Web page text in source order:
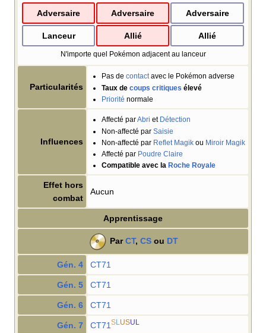
Adversaire Adversaire Adversaire
Lanceur Allié Allié
N'importe quel Pokémon adjacent au lanceur
Particularités
Pas de contactavec le Pokémon adverse
Taux de coups critiques élevé
Priorité normale
Influences
Affecté parAbri et Détection
Non-affecté par Saisie
Non-affecté par Reflet Magikou Miroir Magik
Affecté par Poudre Claire
Compatible avec la Roche Royale
Effet hors
combat
Aucun
Apprentissage
ParCT, CSou DT
Gén. 4 CT71
Gén. 5 CT71
Gén. 6 CT71
Gén. 7 CT71 S USUL